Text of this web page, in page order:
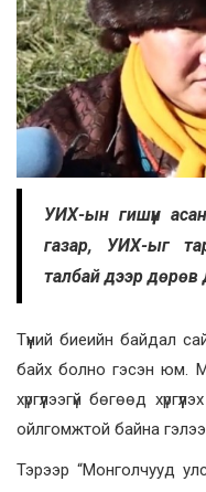
УИХ-ын гишүүн
газар, УИХ-ыг
талбай дээр дөрөв
Түүний биеийн байдал
байх болно гэсэн юм.
хүргүүлээгүй бөгөөд
ойлгомжтой байна
Тэрээр “Монголчууд